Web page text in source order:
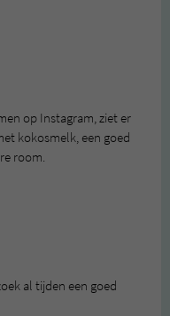
op Instagram, ziet er
kokosmelk, een goed
room.
al tijden een goed